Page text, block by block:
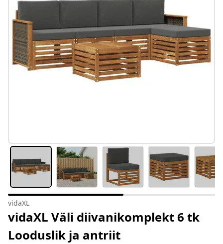
vidaXL
vidaXL Väli diivanikomplekt 6 tk
Looduslik ja antriit